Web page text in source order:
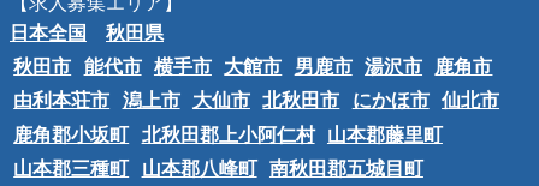
日本全国
秋田県
秋田市
能代市 横手市 大館市 男鹿市 湯沢市
鹿角市
由利本荘市
潟上市 大仙市 北秋田市 にかほ市
仙北市
鹿角郡小坂町
北秋田郡上小阿仁村
山本郡藤里町
山本郡三種町
山本郡八峰町 南秋田郡五城目町